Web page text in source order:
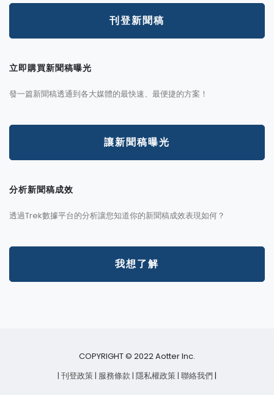
刊登新聞稿
立即購買新聞稿曝光
發一篇新聞稿透通到各大媒體的最快速、最便捷的方案！
讓新聞稿曝光
分析新聞稿成效
透過Trek數據平台的分析讓您知道你的新聞稿成效表現如何？
我想了解
COPYRIGHT © 2022 Aotter Inc.
| 刊登政策| 服務條款 | 隱私權政策| 聯絡我們 |